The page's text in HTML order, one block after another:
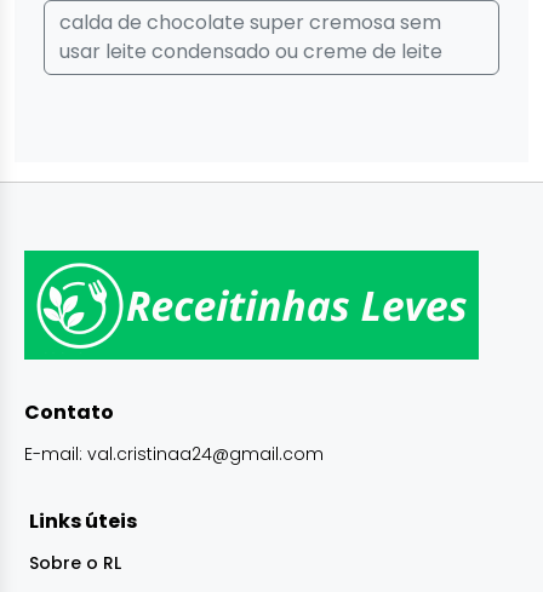
calda de chocolate super cremosa sem
usar leite condensado ou creme de leite
Contato
E-mail: val.cristinaa24@gmail.com
Links úteis
Sobre o RL